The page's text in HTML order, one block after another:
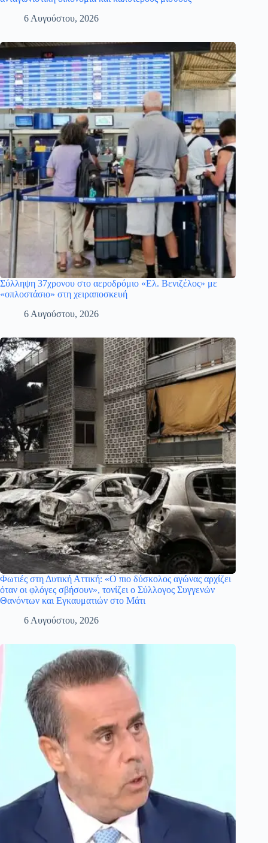
6 Αυγούστου, 2026
Σύλληψη 37χρονου στο αεροδρόμιο «Ελ. Βενιζέλος» με
«οπλοστάσιο» στη χειραποσκευή
6 Αυγούστου, 2026
Φωτιές στη Δυτική Αττική: «Ο πιο δύσκολος αγώνας αρχίζει
όταν οι φλόγες σβήσουν», τονίζει ο Σύλλογος Συγγενών
Θανόντων και Εγκαυματιών στο Μάτι
6 Αυγούστου, 2026